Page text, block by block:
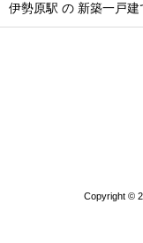
伊勢原駅 の 新築一戸建
Copyright ©